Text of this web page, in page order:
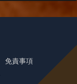
免責事項